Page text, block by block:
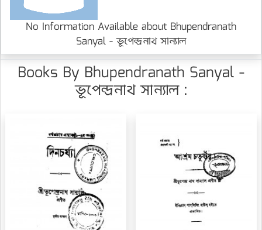
No Information Available about Bhupendranath
Sanyal - ভূপেন্দ্রনাথ সান্যাল
Books By Bhupendranath Sanyal -
ভূপেন্দ্রনাথ সান্যাল :